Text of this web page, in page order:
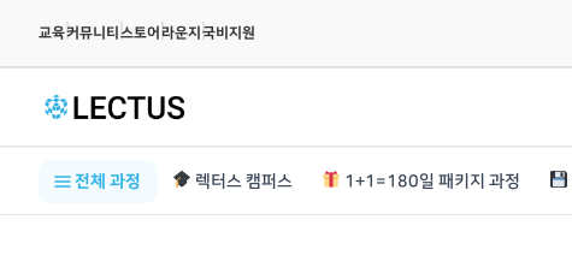
교육|커뮤니티 |스토어 |라운지 |국비지원
전체 과정 렉터스 캠퍼스 1+1=180일 패키지 과정